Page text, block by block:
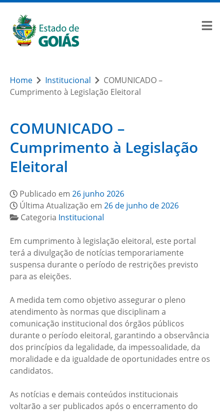
Home Institucional
COMUNICADO –
Cumprimento à Legislação Eleitoral
COMUNICADO –
Cumprimento à Legislação
Eleitoral
Publicado em 26 junho 2026
Última Atualização em 26 de junho de 2026
Categoria Institucional
Em cumprimento à legislação eleitoral, este portal
terá a divulgação de notícias temporariamente
suspensa durante o período de restrições previsto
para as eleições.
A medida tem como objetivo assegurar o pleno
atendimento às normas que disciplinam a
comunicação institucional dos órgãos públicos
durante o período eleitoral, garantindo a observância
dos princípios da legalidade, da impessoalidade, da
moralidade e da igualdade de oportunidades entre os
candidatos.
As notícias e demais conteúdos institucionais
voltarão a ser publicados após o encerramento do